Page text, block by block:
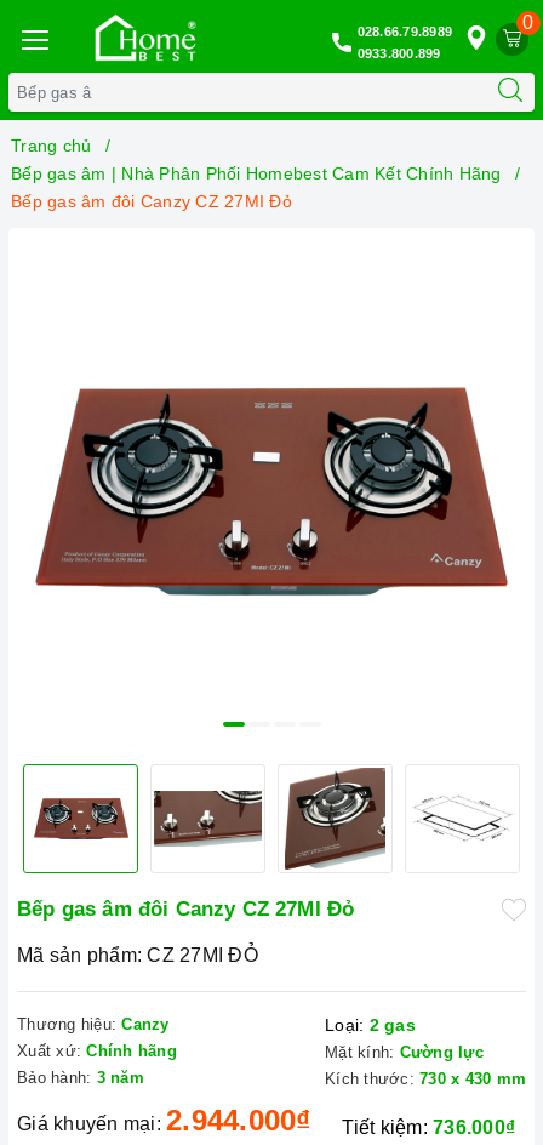
0
028.66.79.8989
0933.800.899
Trang chủ
Bếp gas âm | Nhà Phân Phối Homebest Cam Kết Chính Hãng
Bếp gas âm đôi Canzy CZ 27MI Đỏ
Bếp gas âm đôi Canzy CZ 27MI Đỏ
Mã sản phẩm: CZ 27MI ĐỎ
Thương hiệu: Canzy
Xuất xứ: Chính hãng
Bảo hành: 3 năm
Loại: 2 gas
Mặt kính: Cường lực
Kích thước: 730 x 430 mm
Giá khuyến mại: 2.944.000₫ Tiết kiệm:736.000₫